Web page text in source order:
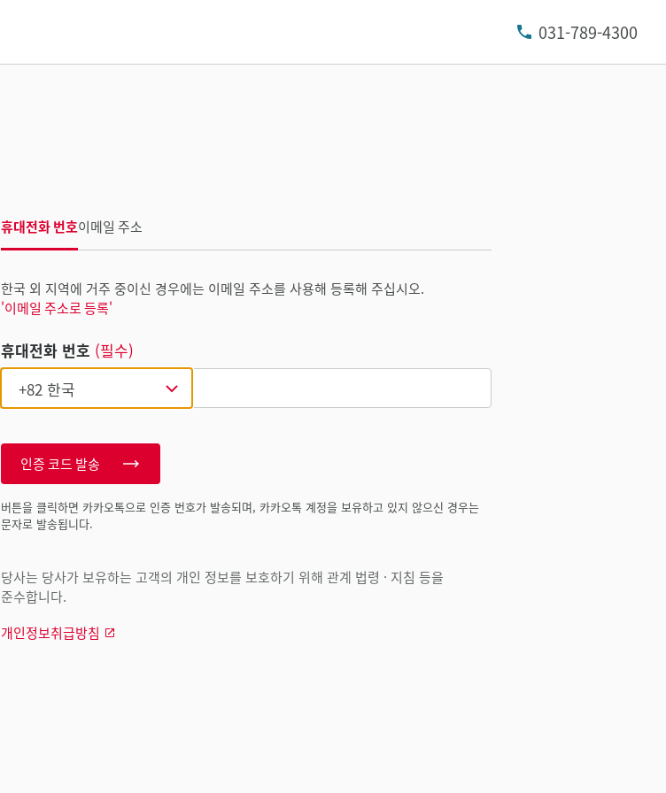
031-789-4300
휴대전화 번호이메일 주소
한국 외 지역에 거주 중이신 경우에는 이메일 주소를 사용해 등록해 주십시오.
'이메일 주소로 등록'
휴대전화 번호 (필수)
인증 코드 발송
버튼을 클릭하면 카카오톡으로 인증 번호가 발송되며, 카카오톡 계정을 보유하고 있지 않으신 경우는
문자로 발송됩니다.
당사는 당사가 보유하는 고객의 개인 정보를 보호하기 위해 관계 법령 · 지침 등을
준수합니다.
개인정보취급방침